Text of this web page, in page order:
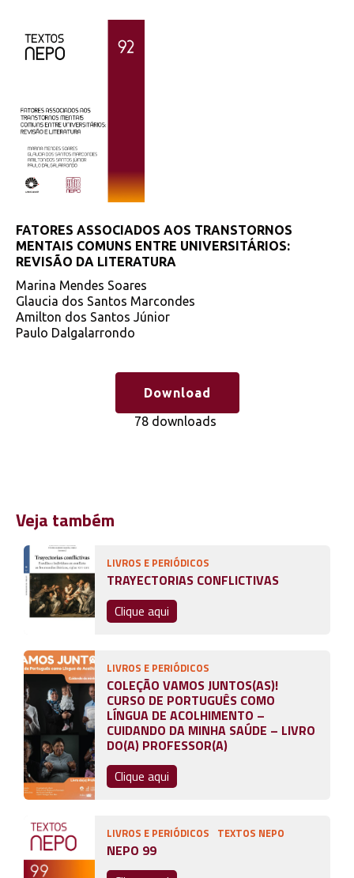
FATORES ASSOCIADOS AOS TRANSTORNOS
MENTAIS COMUNS ENTRE UNIVERSITÁRIOS:
REVISÃO DA LITERATURA
Marina Mendes Soares
Glaucia dos Santos Marcondes
Amilton dos Santos Júnior
Paulo Dalgalarrondo
Download
78 downloads
Veja também
LIVROS E PERIÓDICOS
TRAYECTORIAS CONFLICTIVAS
Clique aqui
LIVROS E PERIÓDICOS
COLEÇÃO VAMOS JUNTOS(AS)!
CURSO DE PORTUGUÊS COMO
LÍNGUA DE ACOLHIMENTO –
CUIDANDO DA MINHA SAÚDE – LIVRO
DO(A) PROFESSOR(A)
Clique aqui
LIVROS E PERIÓDICOS TEXTOS NEPO
NEPO 99